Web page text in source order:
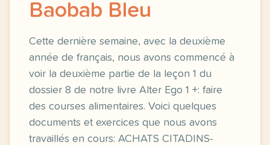
Baobab Bleu
Cette dernière semaine, avec la deuxième
année de français, nous avons commencé à
voir la deuxième partie de la leçon 1 du
dossier 8 de notre livre Alter Ego 1 +: faire
des courses alimentaires. Voici quelques
documents et exercices que nous avons
travaillés en cours: ACHATS CITADINS-